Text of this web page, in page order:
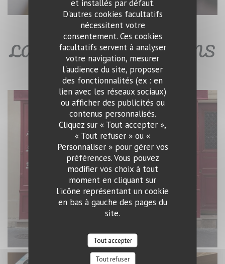
et installés par défaut.
D'autres cookies facultatifs
nécessitent votre
consentement. Ces cookies
facultatifs servent à analyser
votre navigation, mesurer
l'audience du site, proposer
des fonctionnalités (ex : en
lien avec les réseaux sociaux)
ou afficher des publicités ou
contenus personnalisés.
Cliquez sur « Tout accepter »,
« Tout refuser » ou «
Personnaliser » pour gérer vos
préférences. Vous pouvez
modifier vos choix à tout
moment en cliquant sur
l'icône représentant un cookie
en bas à gauche des pages du
site.
Tout accepter
Tout refuser
LA CAVE - BAR À VINS